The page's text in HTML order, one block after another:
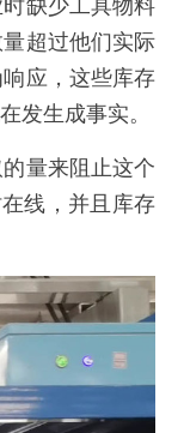
缺少工具物料
超过他们实际
应，这些库存
发生成事实。
量来阻止这个
线，并且库存